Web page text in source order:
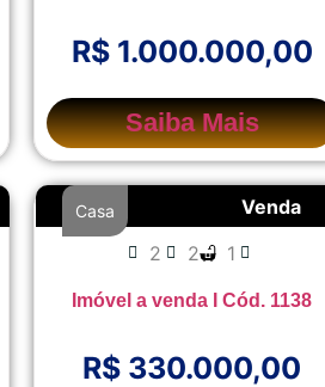
R$ 1.000.000,00
Saiba Mais
Venda
Casa
2 2 1
Imóvel a venda I Cód. 1138
R$ 330.000,00